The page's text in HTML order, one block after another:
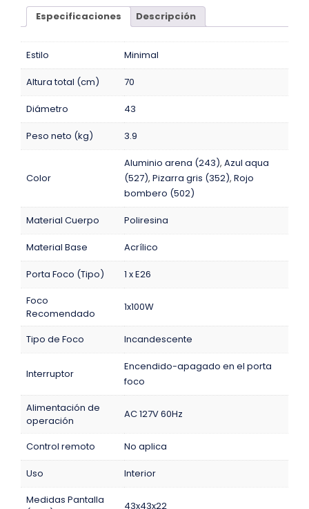
Especificaciones Descripción
Estilo Minimal
Altura total (cm) 70
Diámetro 43
Peso neto (kg) 3.9
Color
Aluminio arena (243), Azul aqua
(527), Pizarra gris (352), Rojo
bombero (502)
Material Cuerpo Poliresina
Material Base Acrílico
Porta Foco (Tipo)
1 x E26
Foco
Recomendado
1x100W
Tipo de Foco Incandescente
Interruptor
Encendido-apagado en el porta
foco
Alimentación de
operación
AC 127V 60Hz
Control remoto No aplica
Uso
Interior
Medidas Pantalla
43x43x22